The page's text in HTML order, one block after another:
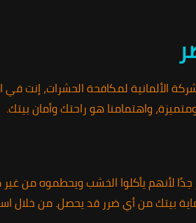
لمكافحة الحشرات، إنت في
واهتمامنا هو راحتك وأمان بيتك.
لأنهم يأكلوا الخشب ويحطموه من
بيتك من أي ضرر قد يحصل. من خلال